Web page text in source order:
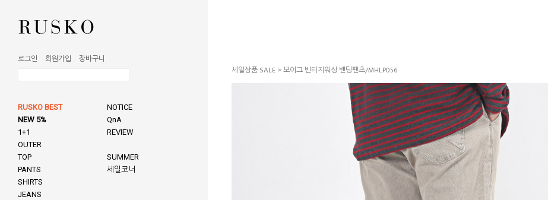
로그인 회원가입 장바구니
RUSKO BEST
NEW 5%
1+1
OUTER
TOP
PANTS
SHIRTS
JEANS
NOTICE
QnA
REVIEW
SUMMER
세일코너
세일상품 SALE > 보이그 빈티지워싱 밴딩팬츠/MHLP056